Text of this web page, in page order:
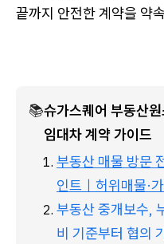
끝까지 안전한 계약을 약
📚슈가스퀘어 부동산
임대차 계약 가이드
부동산 매물 방문
인트｜허위매물·
부동산 중개보수,
비 기준부터 협의